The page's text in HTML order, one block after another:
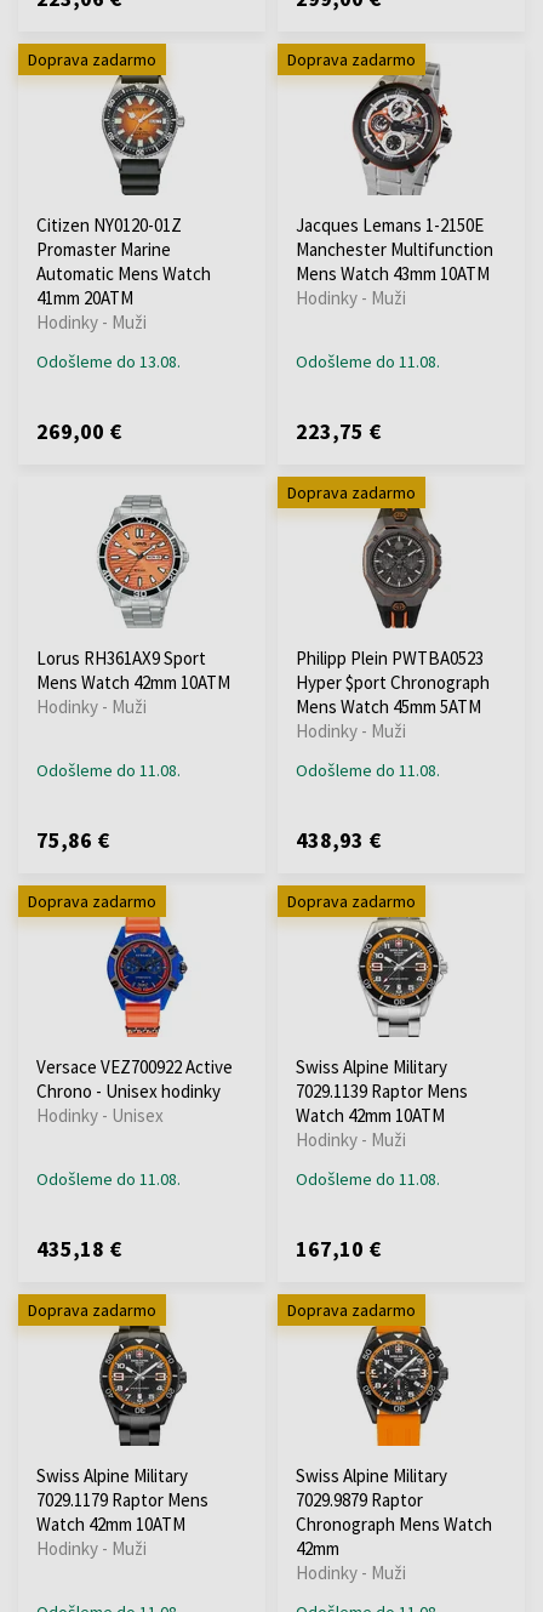
Doprava zadarmo
Citizen NY0120-01Z
Promaster Marine
Automatic Mens Watch
41mm 20ATM
Hodinky - Muži
Odošleme do 13.08.
269,00 €
Doprava zadarmo
Jacques Lemans 1-2150E
Manchester Multifunction
Mens Watch 43mm 10ATM
Hodinky - Muži
Odošleme do 11.08.
223,75 €
Lorus RH361AX9 Sport
Mens Watch 42mm 10ATM
Hodinky - Muži
Odošleme do 11.08.
75,86 €
Doprava zadarmo
Philipp Plein PWTBA0523
Hyper $port Chronograph
Mens Watch 45mm 5ATM
Hodinky - Muži
Odošleme do 11.08.
438,93 €
Doprava zadarmo
Versace VEZ700922 Active
Chrono - Unisex hodinky
Hodinky - Unisex
Odošleme do 11.08.
435,18 €
Doprava zadarmo
Swiss Alpine Military
7029.1139 Raptor Mens
Watch 42mm 10ATM
Hodinky - Muži
Odošleme do 11.08.
167,10 €
Doprava zadarmo
Swiss Alpine Military
7029.1179 Raptor Mens
Watch 42mm 10ATM
Hodinky - Muži
Doprava zadarmo
Swiss Alpine Military
7029.9879 Raptor
Chronograph Mens Watch
42mm
Hodinky - Muži